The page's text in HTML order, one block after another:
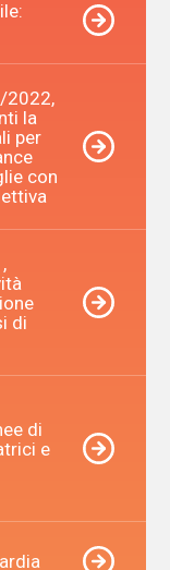
2022,
la
per
con
di
di
e